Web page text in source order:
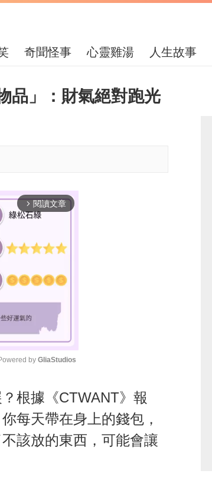
奇聞怪事 心靈雞湯 人生故事
品」：財氣絕對跑光
arrow_forward_ios 閱讀文章
M
t
e
by GliaStudios
根據《CTWANT》報
每天帶在身上的錢包，
該放的東西，可能會讓